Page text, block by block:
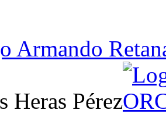
Armando
Heras Pérez